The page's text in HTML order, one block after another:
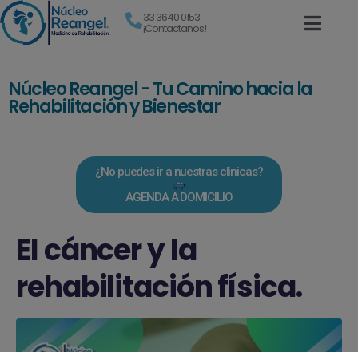
33 3640 0153
¡Contactanos!
Núcleo Reangel - Tu Camino hacia la
Rehabilitación y Bienestar
¿No puedes ir a nuestras clinicas?
AGENDA A DOMICILIO
El cáncer y la
rehabilitación física.